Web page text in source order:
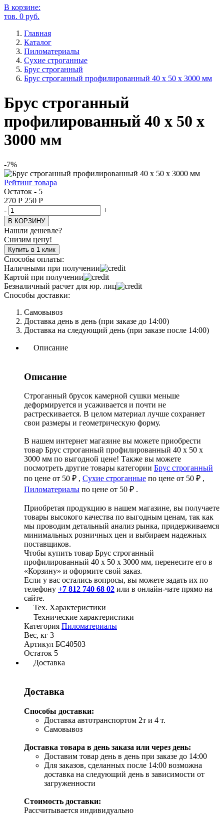
В корзине:
тов. 0 руб.
Главная
Каталог
Пиломатериалы
Сухие строганные
Брус строганный
Брус строганный профилированный 40 х 50 х 3000 мм
Брус строганный
профилированный 40 х 50 х
3000 мм
-7%
Рейтинг товара
Остаток - 5
270 Р 250 Р
-
+
В КОРЗИНУ
Нашли дешевле?
Снизим цену!
Купить в 1 клик
Способы оплаты:
Наличными при получении
Картой при получении
Безналичный расчет для юр. лиц
Способы доставки:
Самовывоз
Доставка день в день (при заказе до 14:00)
Доставка на следующий день (при заказе после 14:00)
Описание
Описание
Строганный брусок камерной сушки меньше
деформируется и усаживается и почти не
растрескивается. В целом материал лучше сохраняет
свои размеры и геометрическую форму.
В нашем интернет магазине вы можете приобрести
товар Брус строганный профилированный 40 х 50 х
3000 мм по выгодной цене! Также вы можете
посмотреть другие товары категории Брус строганный
по цене от 50 ₽ , Сухие строганные по цене от 50 ₽ ,
Пиломатериалы по цене от 50 ₽ .
Приобретая продукцию в нашем магазине, вы получаете
товары высокого качества по выгодным ценам, так как
мы проводим детальный анализ рынка, придерживаемся
минимальных розничных цен и выбираем надежных
поставщиков.
Чтобы купить товар Брус строганный
профилированный 40 х 50 х 3000 мм, перенесите его в
«Корзину» и оформите свой заказ.
Если у вас остались вопросы, вы можете задать их по
телефону +7 812 740 68 02 или в онлайн-чате прямо на
сайте.
Тех. Характеристики
Технические характеристики
Категория Пиломатериалы
Вес, кг 3
Артикул БС40503
Остаток 5
Доставка
Доставка
Способы доставки:
Доставка автотранспортом 2т и 4 т.
Самовывоз
Доставка товара в день заказа или через день:
Доставим товар день в день при заказе до 14:00
Для заказов, сделанных после 14:00 возможна
доставка на следующий день в зависимости от
загруженности
Стоимость доставки:
Рассчитывается индивидуально